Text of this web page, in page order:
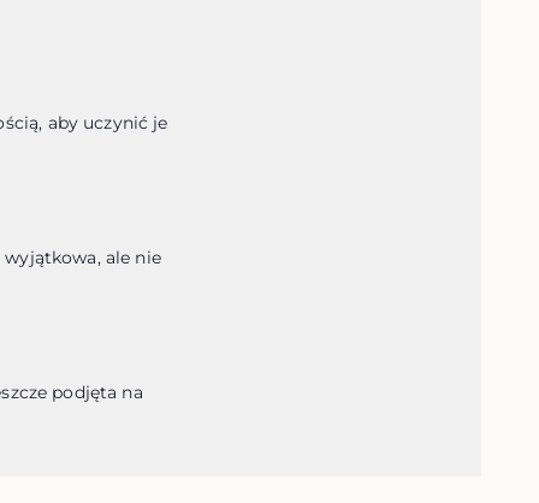
aby uczynić je
ale nie
podjęta na